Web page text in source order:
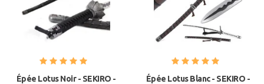
Épée Lotus Noir - SEKIRO -
Épée Lotus Blanc - SEKIRO -